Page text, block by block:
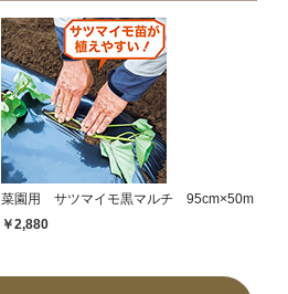
菜園用 サツマイモ黒マルチ 95cm×50m
￥2,880